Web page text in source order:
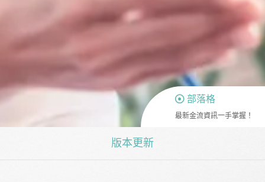
部落格
最新金流資訊一手掌握！
版本更新